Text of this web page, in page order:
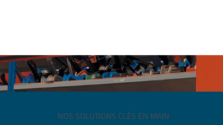
NOS SOLUTIONS CLÉS EN MAIN